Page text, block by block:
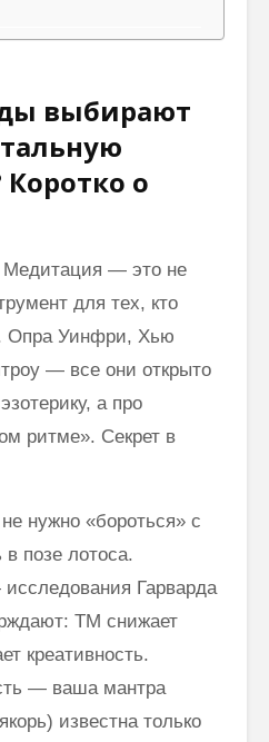
выбирают
о
Медитация — это не
для тех, кто
Опра Уинфри, Хью
— все они открыто
а про
ритме». Секрет в
нужно «бороться» с
позе лотоса.
Гарварда
ТМ снижает
креативность.
— ваша мантра
известна только
как